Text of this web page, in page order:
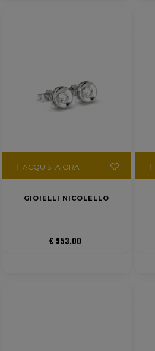
ACQUISTA ORA
GIOIELLI NICOLELLO
€ 953,00